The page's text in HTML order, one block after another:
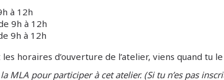
à 12h
9h à 12h
9h à 12h
horaires d’ouverture de l’atelier, viens quand tu
MLA pour participer à cet atelier. (Si tu n’es pas